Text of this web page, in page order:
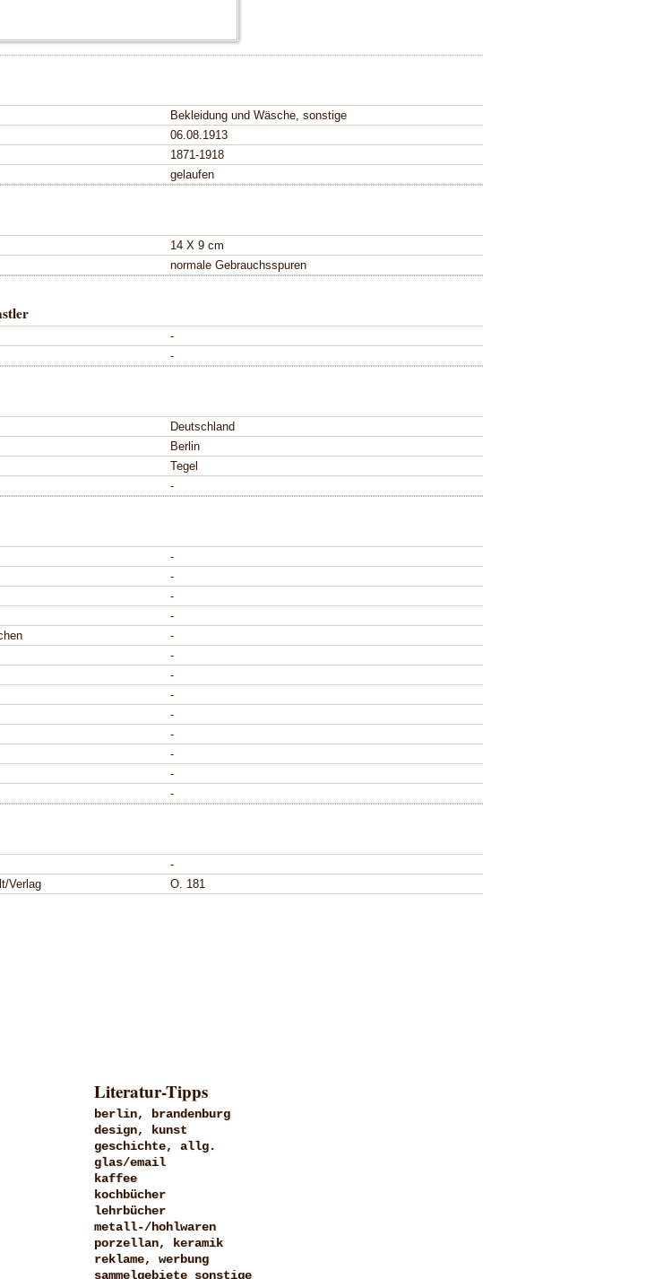
Bekleidung und Wäsche, sonstige
06.08.1913
1871-1918
gelaufen
14 X 9 cm
normale Gebrauchsspuren
-
-
Deutschland
Berlin
Tegel
-
-
-
-
-
-
-
-
-
-
-
-
-
-
-
Verlag
O. 181
Literatur-Tipps
berlin, brandenburg
design, kunst
geschichte, allg.
glas/email
kaffee
kochbücher
lehrbücher
metall-/hohlwaren
porzellan, keramik
reklame, werbung
sammelgebiete sonstige